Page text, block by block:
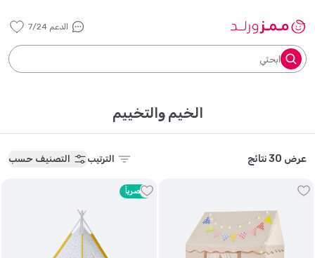
الدعم 7/24
ابحثي
الخيم والتخييم
عرض 30 نتائج الترتيب التصنيف حسب
حصرياً